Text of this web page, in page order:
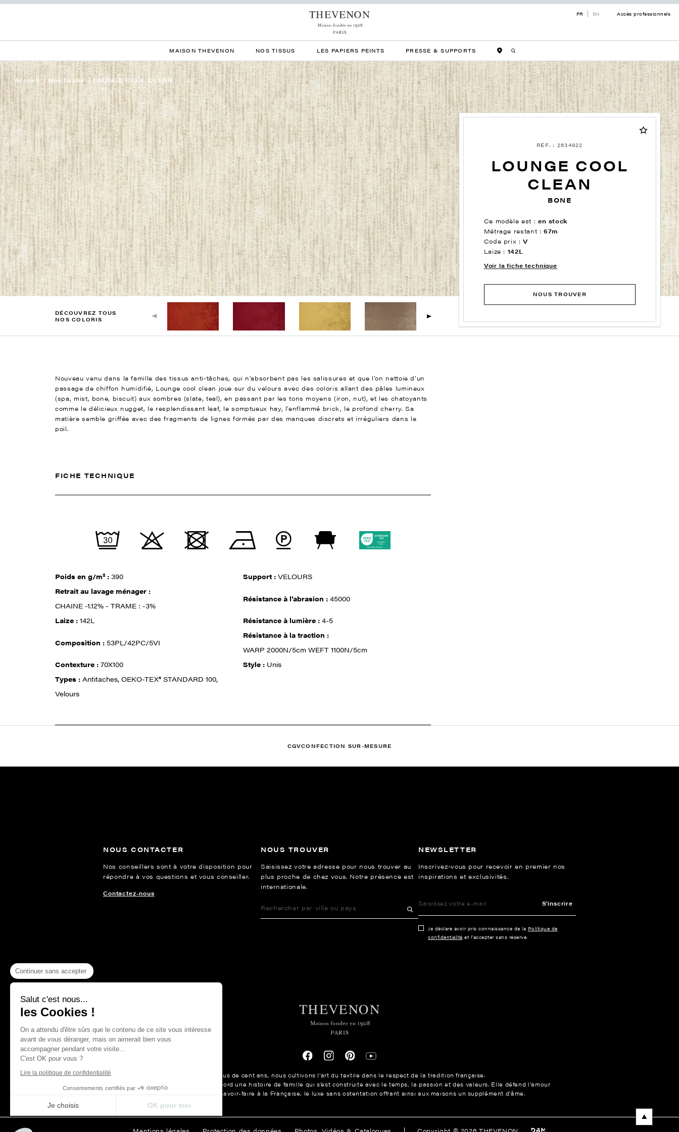
FR EN Accès professionnels
MAISON THEVENON NOS TISSUS LES PAPIERS PEINTS PRESSE & SUPPORTS
Accueil Nos tissus LOUNGE COOL CLEAN
RÉF. : 2634922
LOUNGE COOL
CLEAN
BONE
Ce modèle est : en stock
Métrage restant :67m
Code prix :V
Laize : 142L
Voir la fiche technique
NOUS TROUVER
DÉCOUVREZ TOUS
NOS COLORIS
Nouveau venu dans la famille des tissus anti-tâches, qui n’absorbent pas les salissures et que l’on nettoie d’un
passage de chiffon humidifié, Lounge cool clean joue sur du velours avec des coloris allant des pâles lumineux
(spa, mist, bone, biscuit) aux sombres (slate, teal), en passant par les tons moyens (iron, nut), et les chatoyants
comme le délicieux nugget, le resplendissant leaf, le somptueux hay, l’enflammé brick, le profond cherry. Sa
matière semble griffée avec des fragments de lignes formés par des manques discrets et irréguliers dans le
poil.
FICHE TECHNIQUE
Poids en g/m² :390 Support :VELOURS
Retrait au lavage ménager :
CHAINE -1.12% - TRAME : -3%
Résistance à l‘abrasion :45000
Laize :142L Résistance à lumière :4-5
Composition : 53PL/42PC/5VI
Résistance à la traction :
WARP 2000N/5cm WEFT 1100N/5cm
Contexture :70X100 Style : Unis
Types :Antitaches, OEKO-TEX® STANDARD 100,
Velours
CGVCONFECTION SUR-MESURE
NOUS CONTACTER
Nos conseillers sont à votre disposition pour
répondre à vos questions et vous conseiller.
Contactez-nous
NOUS TROUVER
Saisissez votre adresse pour nous trouver au
plus proche de chez vous. Notre présence est
internationale.
NEWSLETTER
Inscrivez-vous pour recevoir en premier nos
inspirations et exclusivités.
S'inscrire
Je déclare avoir pris connaissance de la Politique de
confidentialité et l’accepter sans réserve.
Depuis plus de cent ans, nous cultivons l’art du textile dans le respect de la tradition française.
La Maison Thevenon c’est d’abord une histoire de famille qui s’est construite avec le temps, la passion et des valeurs. Elle défend l’amour
des belles choses, le savoir-faire à la Française, le luxe sans ostentation offrant ainsi aux maisons un supplément d’âme.
Mentions légales Protection des données Photos, Vidéos & Catalogues Copyright © 2026 THEVENON
Continuer sans accepter
Salut c'est nous...
les Cookies !
On a attendu d'être sûrs que le contenu de ce site vous intéresse
avant de vous déranger, mais on aimerait bien vous
accompagner pendant votre visite...
C'est OK pour vous ?
Lire la politique de confidentialité
Consentements certifiés par
Je choisis OK pour moi